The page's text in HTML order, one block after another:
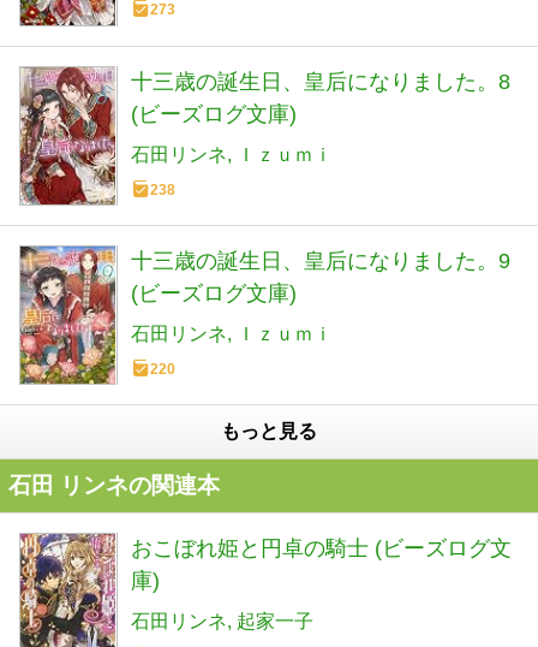
273
十三歳の誕生日、皇后になりました。8
(ビーズログ文庫)
石田リンネ Ｉｚｕｍｉ
238
十三歳の誕生日、皇后になりました。9
(ビーズログ文庫)
石田リンネ Ｉｚｕｍｉ
220
もっと見る
石田 リンネの関連本
おこぼれ姫と円卓の騎士 (ビーズログ文
庫)
石田リンネ 起家一子